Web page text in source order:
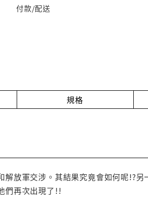
付款/配送
規格
放軍交涉。其結果究竟會如何呢!?
們再次出現了!!